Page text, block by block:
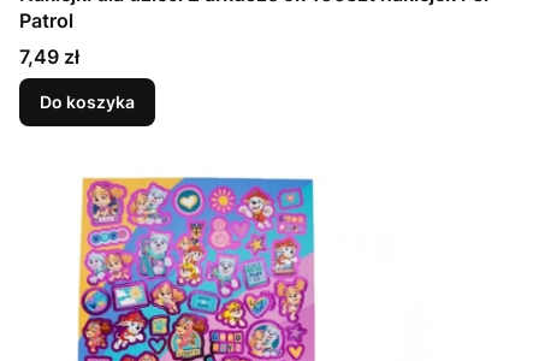
Patrol
Cena
7,49 zł
Do koszyka